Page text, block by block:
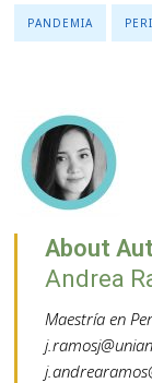
PANDEMIA
About
Andrea
Maestría en